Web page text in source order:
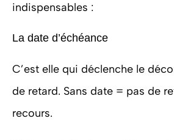
indispensables :
La date d’échéance
C’est elle qui déclenche le
de retard. Sans date = pas de
recours.